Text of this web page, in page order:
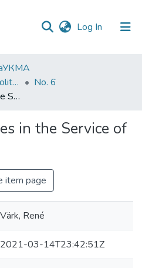
Log In (current)
Kyiv-Mohyla Law and Politics Journal
No. 6
Legal Complexities in the Service of Hybrid Warfare
in the Service of
item page
Värk, René
2021-03-14T23:42:51Z